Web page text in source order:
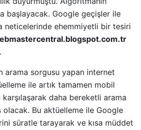
başlayacak. Google geçişler ile
neticelerinde ehemmiyetli bir tesiri
arama sorgusu yapan internet
ile artık tamamen mobil
daha bereketli arama
Bu aktüelleme ile Google
süratle tarayarak ve kısa müddet